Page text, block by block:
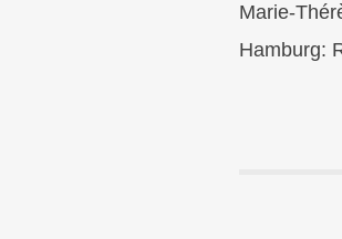
Marie-
Hamburg: